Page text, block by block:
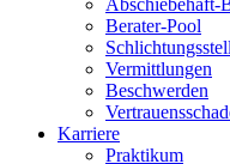
Abschiebehaft-
Berater-Pool
Vermittlungen
Beschwerden
Karriere
Praktikum